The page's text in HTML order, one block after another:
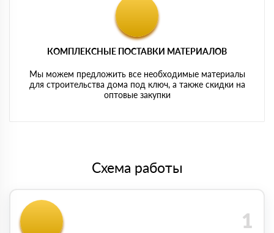
КОМПЛЕКСНЫЕ ПОСТАВКИ МАТЕРИАЛОВ
Мы можем предложить все необходимые материалы
для строительства дома под ключ, а также скидки на
оптовые закупки
Схема работы